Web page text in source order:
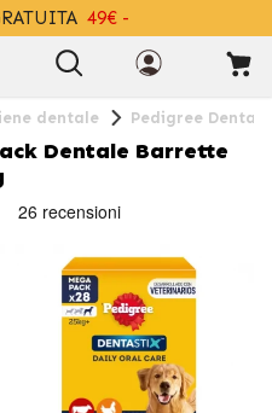
49€ -
dentale Pedigree
Dentale Barrette